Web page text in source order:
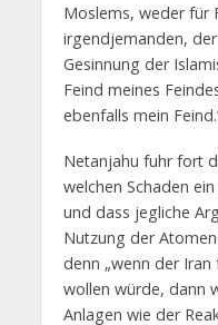
Moslems, weder für
irgendjemanden,
Gesinnung der
Feind meines
ebenfalls mein
Netanjahu fuhr fort
welchen Schaden
und dass jegliche
Nutzung der
denn „wenn der
wollen würde, dann
Anlagen wie der